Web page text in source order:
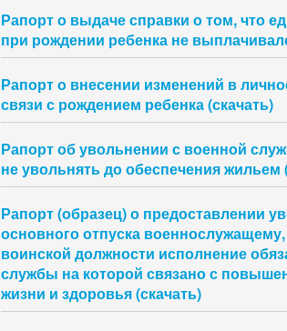
Рапорт о выдаче справки о том, что
при рождении ребенка не
Рапорт о внесении изменений в
связи с рождением ребенка (скачать)
Рапорт об увольнении с военной
не увольнять до обеспечения жильем
Рапорт (образец) о предоставлении
основного отпуска
воинской должности исполнение
службы на которой связано с
жизни и здоровья (скачать)